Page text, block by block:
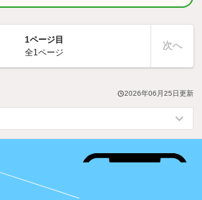
1ページ目
全1ページ
次へ
2026年06月25日更新